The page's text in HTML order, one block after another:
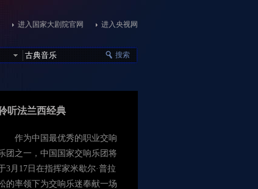
进入国家大剧院官网 进入央视网
搜索
听法兰西经典
作为中国最优秀的职业交响
团之一，中国国家交响乐团将
3月17日在指挥家米歇尔·普拉
的率领下为交响乐迷奉献一场